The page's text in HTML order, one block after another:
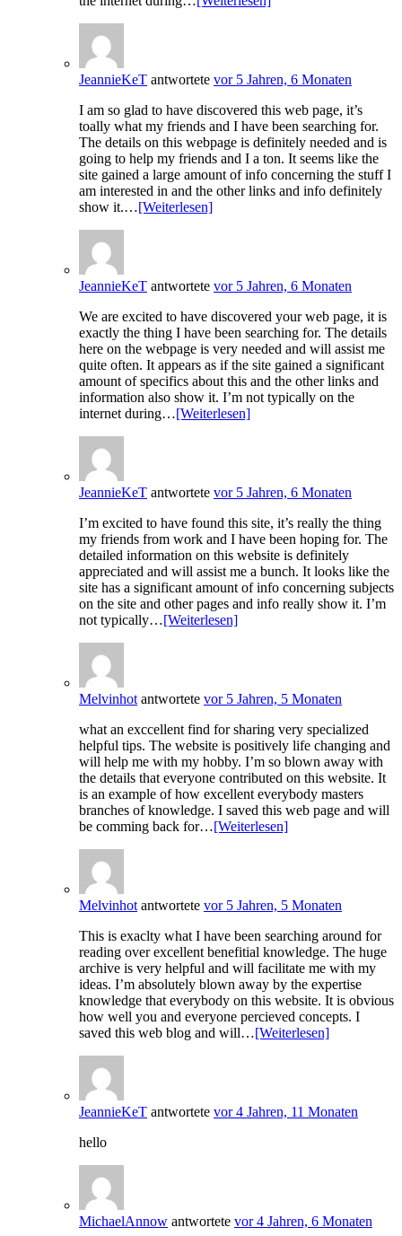
JeannieKeT antwortete vor 5 Jahren, 6 Monaten
I am so glad to have discovered this web page, it’s
toally what my friends and I have been searching for.
The details on this webpage is definitely needed and is
going to help my friends and I a ton. It seems like the
site gained a large amount of info concerning the stuff I
am interested in and the other links and info definitely
show it.…[Weiterlesen]
JeannieKeT antwortete vor 5 Jahren, 6 Monaten
We are excited to have discovered your web page, it is
exactly the thing I have been searching for. The details
here on the webpage is very needed and will assist me
quite often. It appears as if the site gained a significant
amount of specifics about this and the other links and
information also show it. I’m not typically on the
internet during…[Weiterlesen]
JeannieKeT antwortete vor 5 Jahren, 6 Monaten
I’m excited to have found this site, it’s really the thing
my friends from work and I have been hoping for. The
detailed information on this website is definitely
appreciated and will assist me a bunch. It looks like the
site has a significant amount of info concerning subjects
on the site and other pages and info really show it. I’m
not typically…[Weiterlesen]
Melvinhotantwortete vor 5 Jahren, 5 Monaten
what an exccellent find for sharing very specialized
helpful tips. The website is positively life changing and
will help me with my hobby. I’m so blown away with
the details that everyone contributed on this website. It
is an example of how excellent everybody masters
branches of knowledge. I saved this web page and will
be comming back for…[Weiterlesen]
Melvinhotantwortete vor 5 Jahren, 5 Monaten
This is exaclty what I have been searching around for
reading over excellent benefitial knowledge. The huge
archive is very helpful and will facilitate me with my
ideas. I’m absolutely blown away by the expertise
knowledge that everybody on this website. It is obvious
how well you and everyone percieved concepts. I
saved this web blog and will…[Weiterlesen]
JeannieKeT antwortete vor 4 Jahren, 11 Monaten
hello
MichaelAnnow antwortete vor 4 Jahren, 6 Monaten